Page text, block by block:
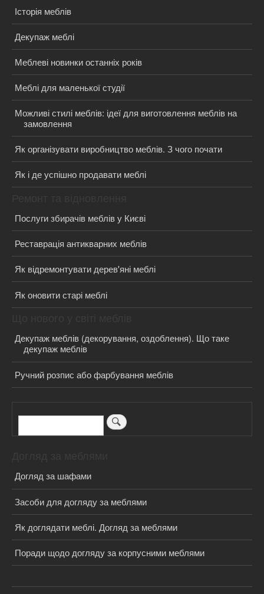
Історія меблів
Декупаж меблі
Меблеві новинки останніх років
Меблі для маленької студії
Можливі стилі меблів: ідеї для виготовлення меблів на
замовлення
Як організувати виробництво меблів. З чого почати
Як і де успішно продавати меблі
Послуги збирачів меблів у Києві
Реставрація антикварних меблів
Як відремонтувати дерев'яні меблі
Як оновити старі меблі
Декупаж меблів (декорування, оздоблення). Що таке
декупаж меблів
Ручний розпис або фарбування меблів
Пошук
Догляд за шафами
Засоби для догляду за меблями
Як доглядати меблі. Догляд за меблями
Поради щодо догляду за корпусними меблями